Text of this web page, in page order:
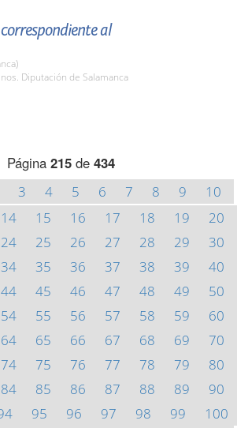
al
Diputación de Salamanca
Página 215de 434
3 4 5 6 7 8 9
10
14 15 16 17 18 19
20
24 25 26 27 28 29
30
34 35 36 37 38 39
40
44 45 46 47 48 49
50
54 55 56 57 58 59
60
64 65 66 67 68 69
70
74 75 76 77 78 79
80
84 85 86 87 88 89
90
95 96 97 98 99
100